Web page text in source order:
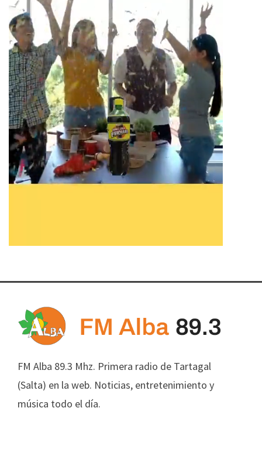
FM Alba 89.3 Mhz. Primera radio de Tartagal
(Salta) en la web. Noticias, entretenimiento y
música todo el día.